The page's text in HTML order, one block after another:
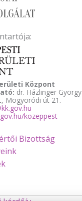
Központ
dr. Házlinger György
Mogyoródi út 21.
kozeppest
Bizottság